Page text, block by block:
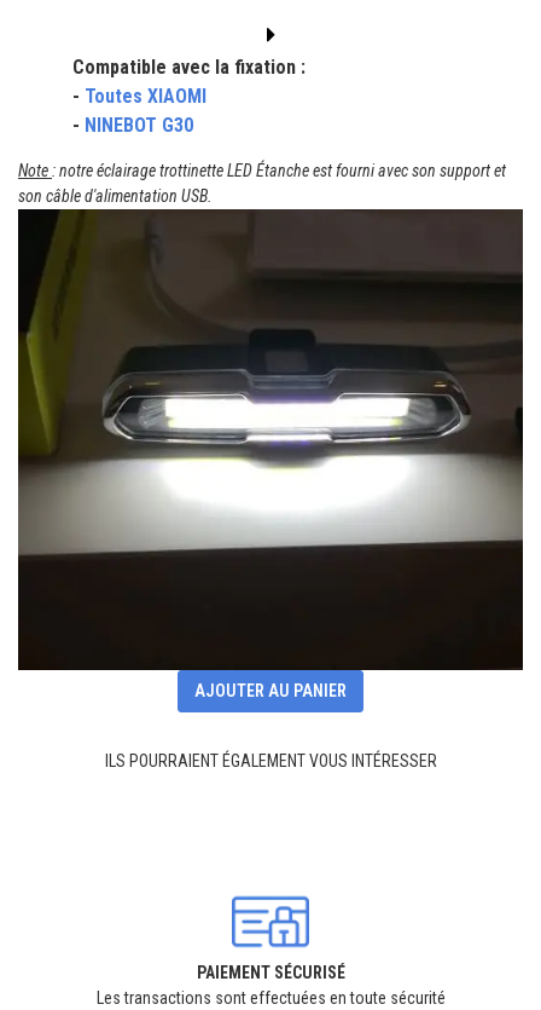
Compatible avec la fixation :
- Toutes XIAOMI
- NINEBOT G30
Note : notre éclairage trottinette LED Étanche est fourni avec son support et
son câble d'alimentation USB.
AJOUTER AU PANIER
ILS POURRAIENT ÉGALEMENT VOUS INTÉRESSER
PAIEMENT SÉCURISÉ
Les transactions sont effectuées en toute sécurité